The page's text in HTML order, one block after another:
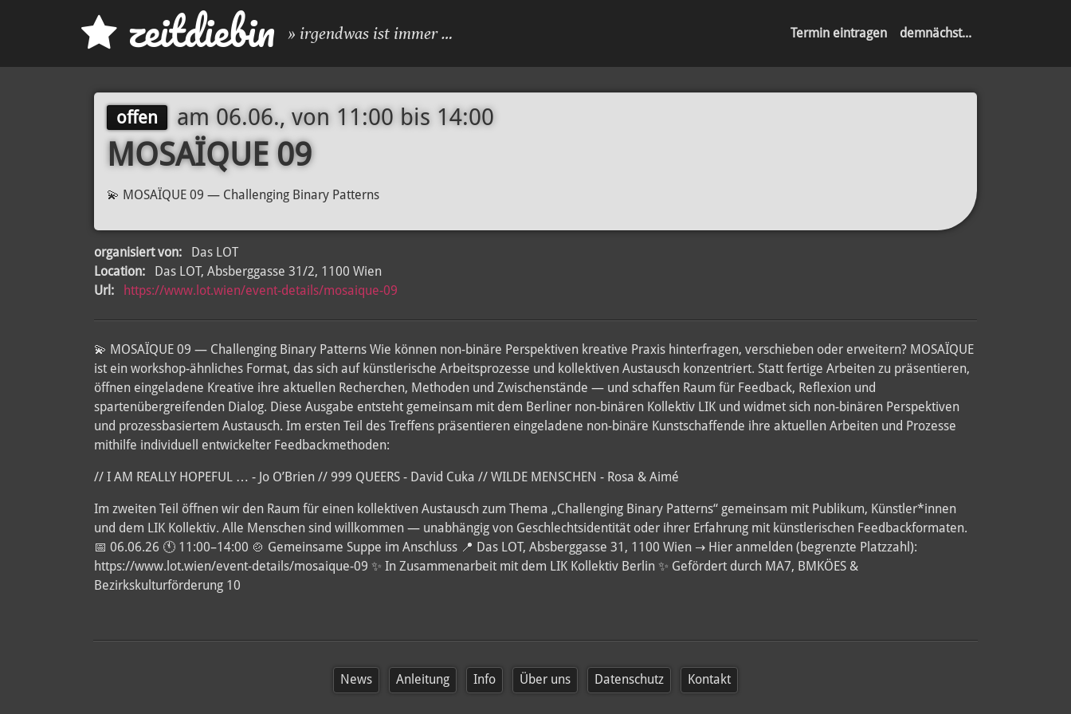
zeitdiebin » irgendwas ist immer … Termin eintragen demnächst...
offen am 06.06., von 11:00 bis 14:00
MOSAÏQUE 09
💫 MOSAÏQUE 09 — Challenging Binary Patterns
organisiert von:
Das LOT
Location:
Das LOT, Absberggasse 31/2, 1100 Wien
Url:
https://www.lot.wien/event-details/mosaique-09
💫 MOSAÏQUE 09 — Challenging Binary Patterns Wie können non-binäre Perspektiven kreative Praxis hinterfragen, verschieben oder erweitern? MOSAÏQUE
ist ein workshop-ähnliches Format, das sich auf künstlerische Arbeitsprozesse und kollektiven Austausch konzentriert. Statt fertige Arbeiten zu präsentieren,
öffnen eingeladene Kreative ihre aktuellen Recherchen, Methoden und Zwischenstände — und schaffen Raum für Feedback, Reflexion und
spartenübergreifenden Dialog. Diese Ausgabe entsteht gemeinsam mit dem Berliner non-binären Kollektiv LIK und widmet sich non-binären Perspektiven
und prozessbasiertem Austausch. Im ersten Teil des Treffens präsentieren eingeladene non-binäre Kunstschaffende ihre aktuellen Arbeiten und Prozesse
mithilfe individuell entwickelter Feedbackmethoden:
// I AM REALLY HOPEFUL … - Jo O’Brien // 999 QUEERS - David Cuka // WILDE MENSCHEN - Rosa & Aimé
Im zweiten Teil öffnen wir den Raum für einen kollektiven Austausch zum Thema „Challenging Binary Patterns“ gemeinsam mit Publikum, Künstler*innen
und dem LIK Kollektiv. Alle Menschen sind willkommen — unabhängig von Geschlechtsidentität oder ihrer Erfahrung mit künstlerischen Feedbackformaten.
📅 06.06.26 🕚 11:00–14:00 🍲 Gemeinsame Suppe im Anschluss 📍 Das LOT, Absberggasse 31, 1100 Wien → Hier anmelden (begrenzte Platzzahl):
https://www.lot.wien/event-details/mosaique-09 ✨ In Zusammenarbeit mit dem LIK Kollektiv Berlin ✨ Gefördert durch MA7, BMKÖES &
Bezirkskulturförderung 10
News Anleitung Info Über uns Datenschutz Kontakt